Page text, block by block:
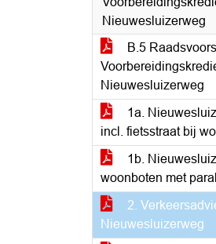
Nieuwesluizerweg
B.5
Nieuwesluizerweg
1a.
incl. fietsstraat bij
1b.
woonboten met
2.
Nieuwesluizerweg